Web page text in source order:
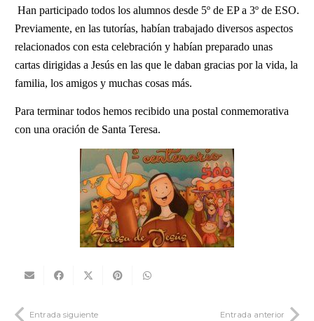
Han participado todos los alumnos desde 5º de EP a 3º de ESO.
Previamente, en las tutorías, habían trabajado diversos aspectos
relacionados con esta celebración y habían preparado unas
cartas dirigidas a Jesús en las que le daban gracias por la vida, la
familia, los amigos y muchas cosas más.
Para terminar todos hemos recibido una postal conmemorativa
con una oración de Santa Teresa.
Entrada siguiente Entrada anterior